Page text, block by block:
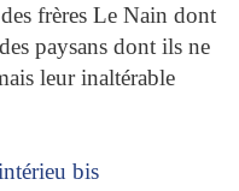
frères Le Nain dont
paysans dont ils ne
leur inaltérable